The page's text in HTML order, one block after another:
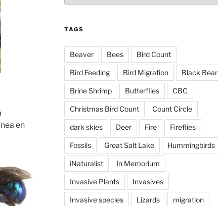
en
TAGS
Beaver Bees Bird Count
Bird Feeding Bird Migration Black Bear
Brine Shrimp Butterflies CBC
Christmas Bird Count Count Circle
dark skies Deer Fire Fireflies
Fossils Great Salt Lake Hummingbirds
iNaturalist In Memorium
Invasive Plants Invasives
Invasive species Lizards migration